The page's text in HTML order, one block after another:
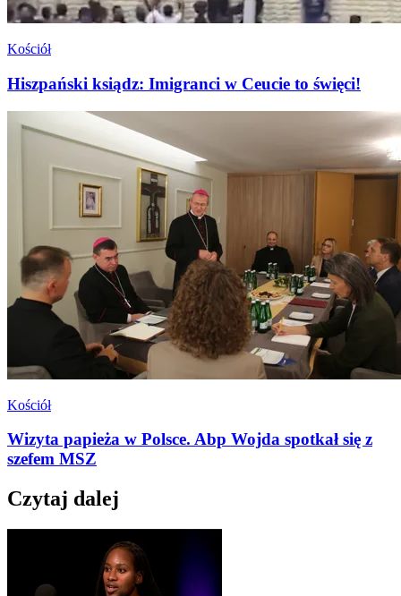
Kościół
Hiszpański ksiądz: Imigranci w Ceucie to święci!
Kościół
Wizyta papieża w Polsce. Abp Wojda spotkał się z
szefem MSZ
Czytaj dalej